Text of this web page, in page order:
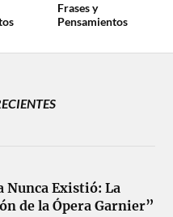
Frases y
Pensamientos
Nunca Existió: La
de la Ópera Garnier”